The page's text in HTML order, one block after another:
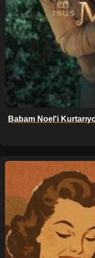
Babam Noel'i